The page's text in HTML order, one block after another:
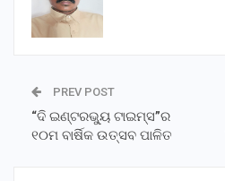
PREV POST
“ଦି ଇଣ୍ଟରଭ୍ୟୁ ଟାଇମ୍ସ”ର
୧୦ମ ବାର୍ଷିକ ଉତ୍ସବ ପାଳିତ